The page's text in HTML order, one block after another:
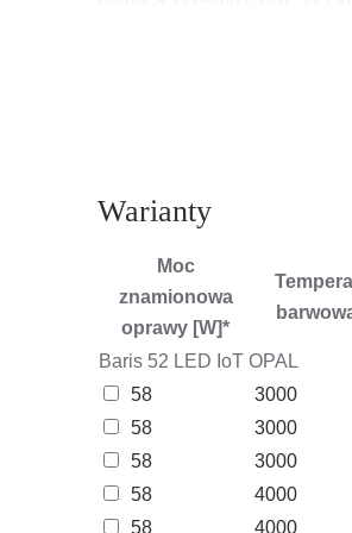
Wszystkie oprawy zwieszane
*Opcjonalnie istnieje
Charakterystyka
Baris 52 LED IoT -
Wersja IoT BT PIR HYT DALI
rzeczywistym; czujnik ruchu i
Warianty
Moc
znamionowa
oprawy [W]*
Baris 52 LED IoT OPAL
58
3000
58
3000
58
3000
58
4000
58
4000